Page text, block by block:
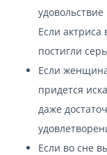
Если актриса
постигли
Если
придется
даже
Если во сне